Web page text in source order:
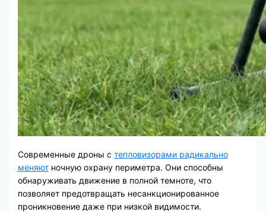
Современные дроны с тепловизорами радикально
меняютночную охрану периметра. Они способны
обнаруживать движение в полной темноте, что
позволяет предотвращать несанкционированное
проникновение даже при низкой видимости.